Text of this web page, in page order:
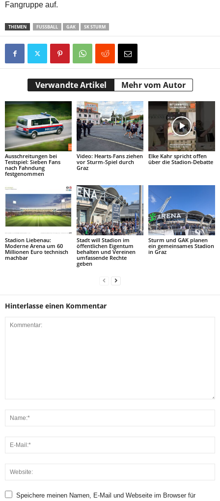
Fangruppe auf.
THEMEN FUSSBALL GAK SK STURM
Verwandte Artikel Mehr vom Autor
Ausschreitungen bei
Testspiel: Sieben Fans
nach Fahndung
festgenommen
Video: Hearts-Fans ziehen
vor Sturm-Spiel durch
Graz
Elke Kahr spricht offen
über die Stadion-Debatte
Stadion Liebenau:
Moderne Arena um 60
Millionen Euro technisch
machbar
Stadt will Stadion im
öffentlichen Eigentum
behalten und Vereinen
umfassende Rechte
geben
Sturm und GAK planen
ein gemeinsames Stadion
in Graz
Hinterlasse einen Kommentar
Speichere meinen Namen, E-Mail und Webseite im Browser für